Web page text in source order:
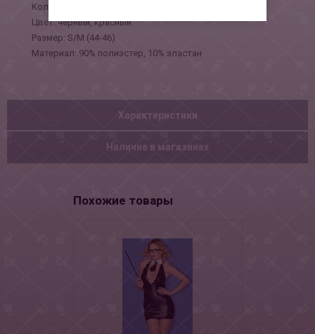
Коллекция: Amor El
Цвет: черный, красный
Размер: S/M (44-46)
Материал: 90% полиэстер, 10% эластан
Характеристики
Наличие в магазинах
Похожие товары